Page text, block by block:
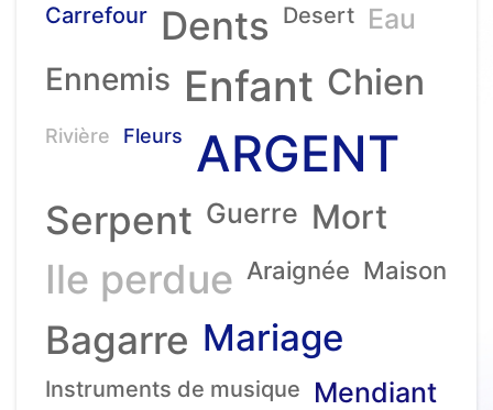
Carrefour Dents Desert Eau
Ennemis Enfant Chien
Rivière Fleurs ARGENT
Serpent Guerre Mort
Ile perdue Araignée Maison
Bagarre Mariage
Instruments de musique Mendiant